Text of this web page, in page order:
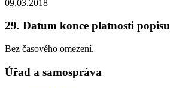
09.03.2018
29. Datum konce platnosti popisu
Bez časového omezení.
Úřad a samospráva